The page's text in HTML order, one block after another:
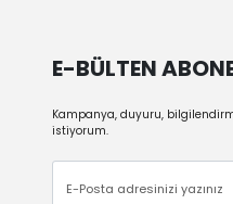
E-BÜLTEN
Kampanya, duyuru,
istiyorum.